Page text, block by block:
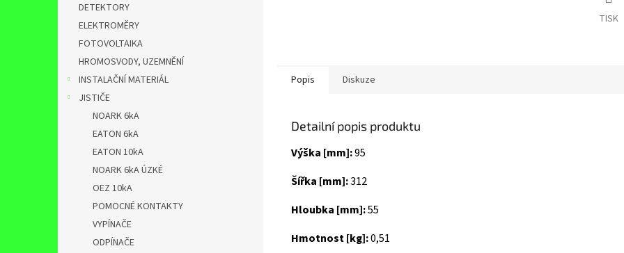
DETEKTORY
ELEKTROMĚRY
FOTOVOLTAIKA
HROMOSVODY, UZEMNĚNÍ
INSTALAČNÍ MATERIÁL
JISTIČE
NOARK 6kA
EATON 6kA
EATON 10kA
NOARK 6kA ÚZKÉ
OEZ 10kA
POMOCNÉ KONTAKTY
VYPÍNAČE
ODPÍNAČE
TISK
Popis Diskuze
Detailní popis produktu
Výška [mm]:95
Šířka [mm]:312
Hloubka [mm]:55
Hmotnost [kg]:0,51